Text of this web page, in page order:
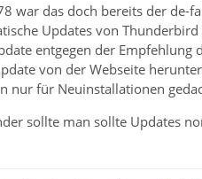
war das doch bereits der de-
Updates von
entgegen der
von der Webseite
nur für Neuinstallationen
sollte man sollte Updates